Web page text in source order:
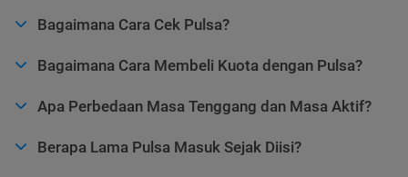
Bagaimana Cara Cek Pulsa?
Bagaimana Cara Membeli Kuota dengan Pulsa?
Apa Perbedaan Masa Tenggang dan Masa Aktif?
Berapa Lama Pulsa Masuk Sejak Diisi?